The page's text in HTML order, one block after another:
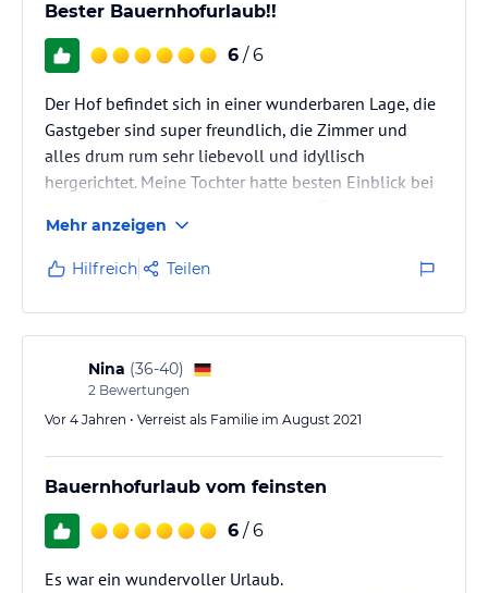
Bester Bauernhofurlaub!!
6 / 6
Der Hof befindet sich in einer wunderbaren Lage, die
Gastgeber sind super freundlich, die Zimmer und
alles drum rum sehr liebevoll und idyllisch
hergerichtet. Meine Tochter hatte besten Einblick bei
wieder und das immer wieder ❤️
Mehr anzeigen
Hilfreich Teilen
Nina (36-40)
2 Bewertungen
Vor 4 Jahren • Verreist als Familie im August 2021
Bauernhofurlaub vom feinsten
6 / 6
Es war ein wundervoller Urlaub.